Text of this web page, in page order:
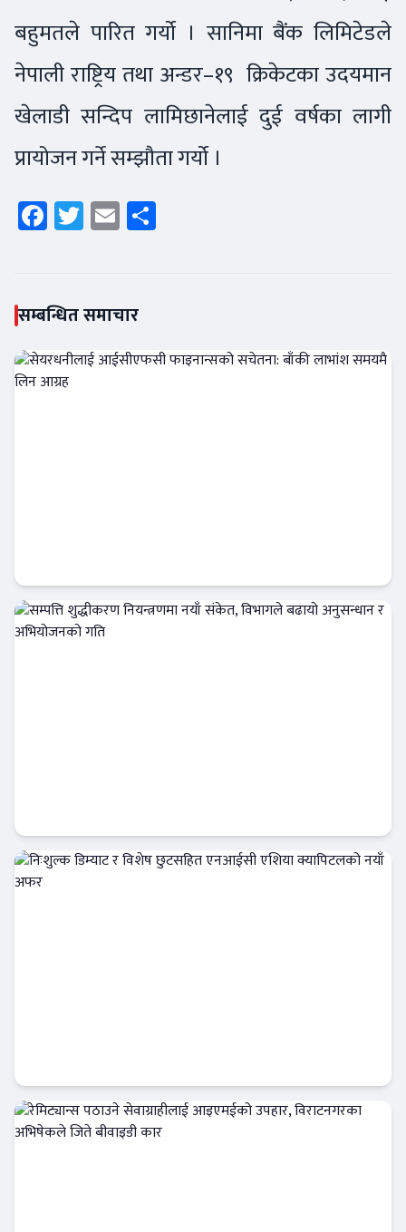
बहुमतले पारित गर्यो । सानिमा बैंक लिमिटेडले
नेपाली राष्ट्रिय तथा अन्डर–१९ क्रिकेटका उदयमान
खेलाडी सन्दिप लामिछानेलाई दुई वर्षका लागी
प्रायोजन गर्ने सम्झौता गर्यो ।
Facebook
Twitter
Email
सम्बन्धित समाचार
फिन–टेक
अर्थतन्त्र
बैंक-वित्त